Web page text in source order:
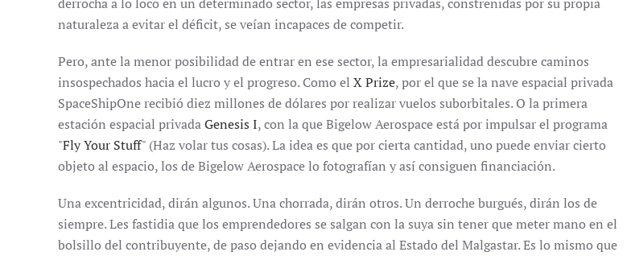
naturaleza a evitar el déficit, se veían incapaces de competir.
Pero, ante la menor posibilidad de entrar en ese sector, la empresarialidad descubre caminos
insospechados hacia el lucro y el progreso. Como el X Prize, por el que se la nave espacial privada
SpaceShipOne recibió diez millones de dólares por realizar vuelos suborbitales. O la primera
estación espacial privadaGenesis I, con la que Bigelow Aerospace está por impulsar el programa
"Fly Your Stuff" (Haz volar tus cosas). La idea es que por cierta cantidad, uno puede enviar cierto
objeto al espacio, los de Bigelow Aerospace lo fotografían y así consiguen financiación.
Una excentricidad, dirán algunos. Una chorrada, dirán otros. Un derroche burgués, dirán los de
siempre. Les fastidia que los emprendedores se salgan con la suya sin tener que meter mano en el
bolsillo del contribuyente, de paso dejando en evidencia al Estado del Malgastar. Es lo mismo que